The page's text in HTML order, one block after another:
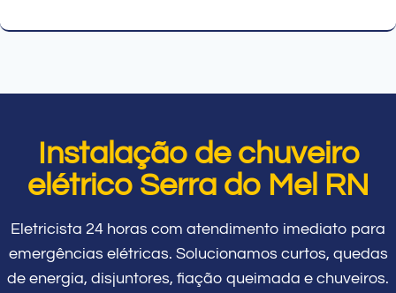
Instalação de chuveiro
elétrico Serra do Mel RN
Eletricista 24 horas com atendimento imediato para
emergências elétricas. Solucionamos curtos, quedas
de energia, disjuntores, fiação queimada e chuveiros.